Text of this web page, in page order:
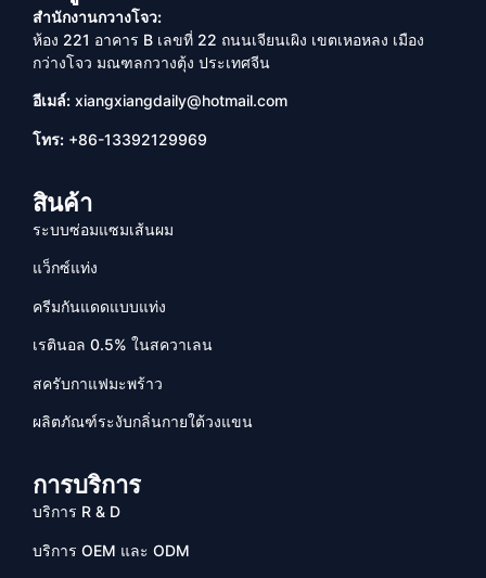
สำนักงานกวางโจว:
ห้อง 221 อาคาร B เลขที่ 22 ถนนเจียนเผิง เขตเหอหลง เมือง
กว่างโจว มณฑลกวางตุ้ง ประเทศจีน
อีเมล์: xiangxiangdaily@hotmail.com
โทร: +86-13392129969
สินค้า
ระบบซ่อมแซมเส้นผม
แว็กซ์แท่ง
ครีมกันแดดแบบแท่ง
เรตินอล 0.5% ในสควาเลน
สครับกาแฟมะพร้าว
ผลิตภัณฑ์ระงับกลิ่นกายใต้วงแขน
การบริการ
บริการ R & D
บริการ OEM และ ODM